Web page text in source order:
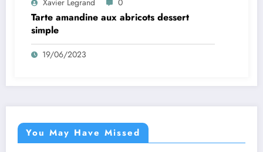
Tarte amandine aux abricots dessert
simple
19/06/2023
You May Have Missed